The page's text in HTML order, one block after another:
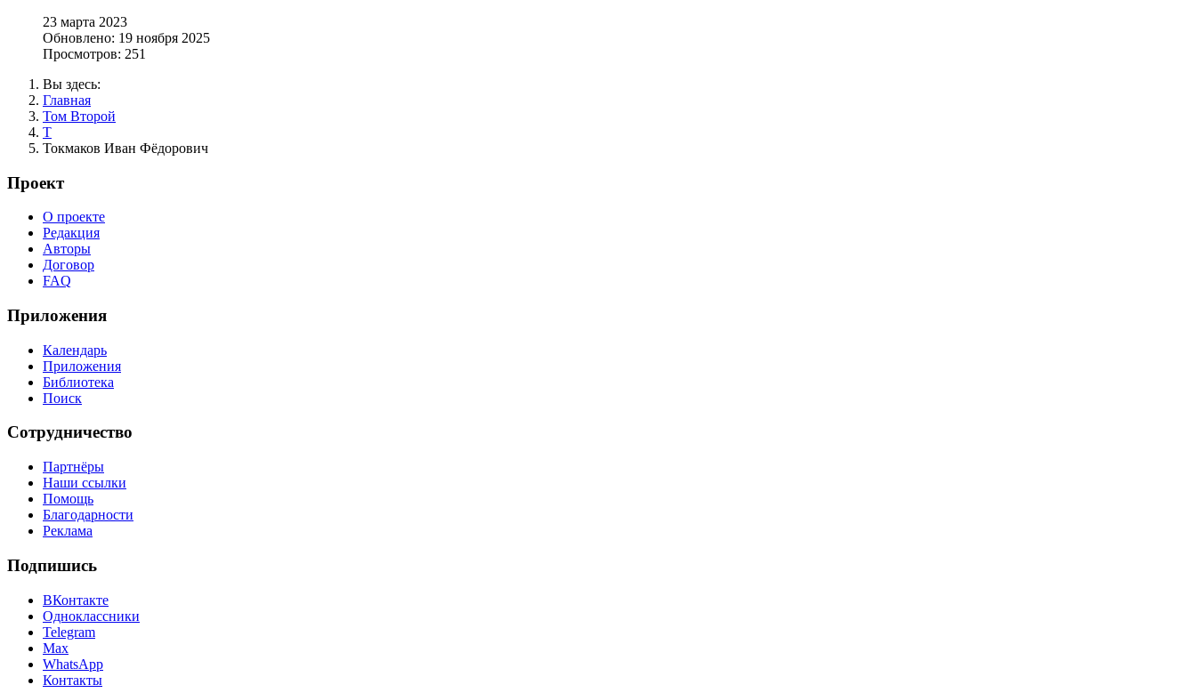
23 марта 2023
Обновлено: 19 ноября 2025
Просмотров: 251
Вы здесь:
Главная
Том Второй
Т
Токмаков Иван Фёдорович
Проект
О проекте
Редакция
Авторы
Договор
FAQ
Приложения
Календарь
Приложения
Библиотека
Поиск
Сотрудничество
Партнёры
Наши ссылки
Помощь
Благодарности
Реклама
Подпишись
ВКонтакте
Одноклассники
Telegram
Max
WhatsApp
Контакты